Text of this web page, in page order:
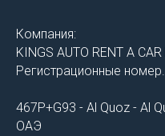
Компания:
KINGS AUTO RENT A CAR
Регистрационные
467P+G93 - Al Quoz - Al
ОАЭ